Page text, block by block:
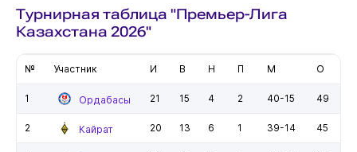
Турнирная таблица "Премьер-Лига
Казахстана 2026"
№ Участник И В Н П М О
1 Ордабасы 21 15 4 2 40-15 49
2 Кайрат 20 13 6 1 39-14 45